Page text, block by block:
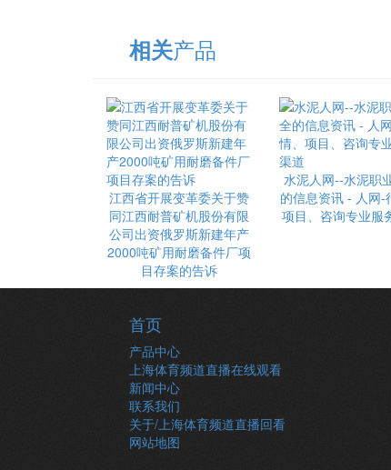
相关产品
江西省开展变革委关于赞
同江西耐普矿机股份有限
公司出资俄罗斯新建年产
2000吨矿用耐磨备件厂项
目存案的告诉
水泥人网--水泥职
的信息资讯 - 人网-
项目、咨询专业服
首页
产品中心
上海体育频道直播在线观看
新闻中心
联系我们
关于/上海体育频道直播回看
网站地图